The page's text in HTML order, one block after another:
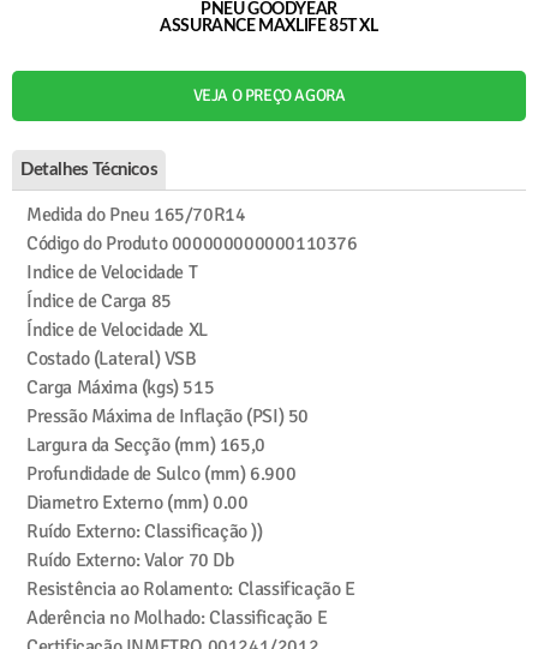
PNEU GOODYEAR
ASSURANCE MAXLIFE 85T XL
VEJA O PREÇO AGORA
Detalhes Técnicos
Medida do Pneu 165/70R14
Código do Produto000000000000110376
Indice de Velocidade T
Índice de Carga 85
Índice de Velocidade XL
Costado (Lateral)VSB
Carga Máxima (kgs) 515
Pressão Máxima de Inflação (PSI) 50
Largura da Secção (mm) 165,0
Profundidade de Sulco (mm) 6.900
Diametro Externo (mm)0.00
Ruído Externo: Classificação))
Ruído Externo: Valor 70 Db
Resistência ao Rolamento: Classificação E
Aderência no Molhado: Classificação E